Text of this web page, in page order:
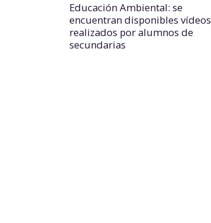
Educación Ambiental: se
encuentran disponibles vídeos
realizados por alumnos de
secundarias